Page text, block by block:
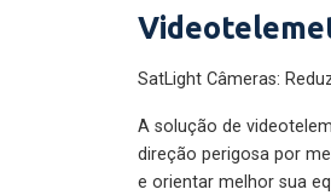
SatLight Câmeras:
A solução de
direção perigosa por
e orientar melhor sua